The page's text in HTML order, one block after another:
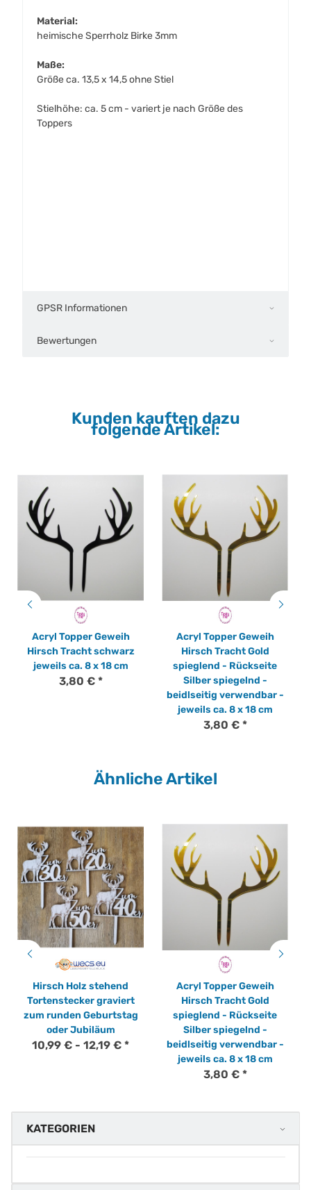
Material:
heimische Sperrholz Birke 3mm
Maße:
Größe ca. 13,5 x 14,5 ohne Stiel
Stielhöhe: ca. 5 cm - variert je nach Größe des
Toppers
GPSR Informationen
Bewertungen
Kunden kauften dazu
folgende Artikel:
Acryl Topper Geweih
Hirsch Tracht schwarz
jeweils ca. 8 x 18 cm
3,80 € *
Acryl Topper Geweih
Hirsch Tracht Gold
spieglend - Rückseite
Silber spiegelnd -
beidlseitig verwendbar -
jeweils ca. 8 x 18 cm
3,80 € *
Ähnliche Artikel
Hirsch Holz stehend
Tortenstecker graviert
zum runden Geburtstag
oder Jubiläum
10,99 € - 12,19 € *
Acryl Topper Geweih
Hirsch Tracht Gold
spieglend - Rückseite
Silber spiegelnd -
beidlseitig verwendbar -
jeweils ca. 8 x 18 cm
3,80 € *
KATEGORIEN